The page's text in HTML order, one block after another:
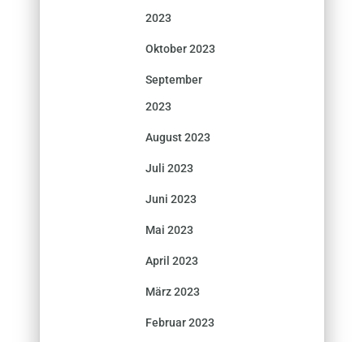
2023
Oktober 2023
September
2023
August 2023
Juli 2023
Juni 2023
Mai 2023
April 2023
März 2023
Februar 2023